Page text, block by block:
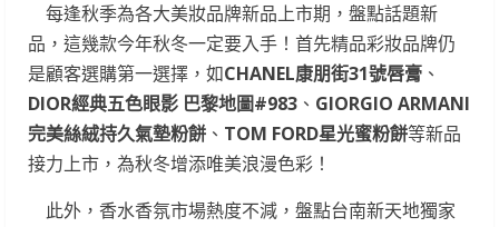
每逢秋季為各大美妝品牌新品上市期，盤點話題新
品，這幾款今年秋冬一定要入手！首先精品彩妝品牌仍
是顧客選購第一選擇，如CHANEL康朋街31號唇膏 、
DIOR經典五色眼影 巴黎地圖#983 、 GIORGIO ARMANI
完美絲絨持久氣墊粉餅 、 TOM FORD星光蜜粉餅等新品
接力上市，為秋冬增添唯美浪漫色彩！
此外，香水香氛市場熱度不減，盤點台南新天地獨家